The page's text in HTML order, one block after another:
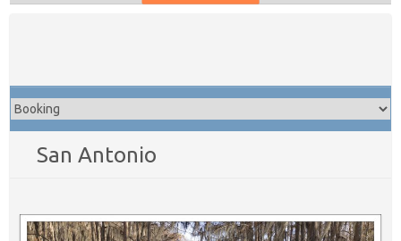
San Antonio